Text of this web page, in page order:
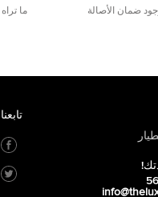
مع 25000+ خلق وجود ضمان الأصالة
ما
تابعنا